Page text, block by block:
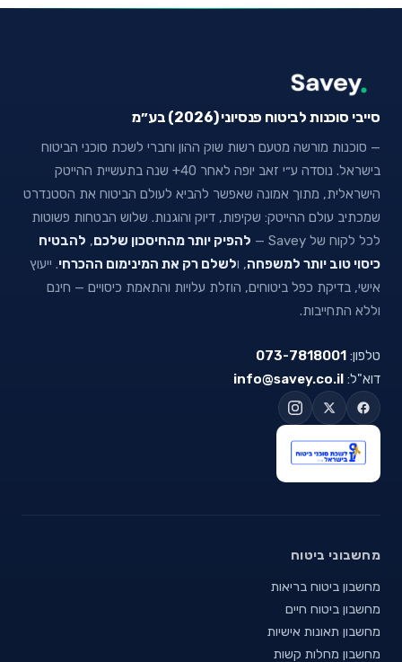
סייבי סוכנות לביטוח פנסיוני (2026) בע״מ
— סוכנות מורשה מטעם רשות שוק ההון וחברי לשכת סוכני הביטוח
בישראל. נוסדה ע״י זאב יופה לאחר 40+ שנה בתעשיית ההייטק
הישראלית, מתוך אמונה שאפשר להביא לעולם הביטוח את הסטנדרט
שמכתיב עולם ההייטק: שקיפות, דיוק והוגנות. שלוש הבטחות פשוטות
לכל לקוח של Savey —
להפיק יותר מהחיסכון שלכם, להבטיח
כיסוי טוב יותר למשפחה, ולשלם רק את המינימום ההכרחי. ייעוץ
אישי, בדיקת כפל ביטוחים, הוזלת עלויות והתאמת כיסויים — חינם
וללא התחייבות.
טלפון: 073-7818001
דוא"ל: info@savey.co.il
מחשבוני ביטוח
מחשבון ביטוח בריאות
מחשבון ביטוח חיים
מחשבון תאונות אישיות
מחשבון מחלות קשות